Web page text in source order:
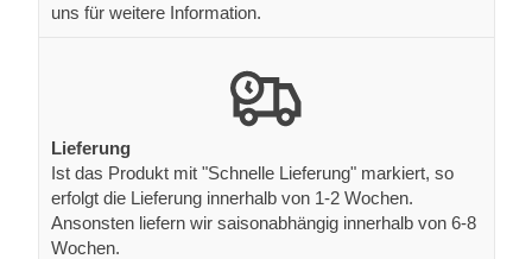
uns für weitere Information.
Lieferung
Ist das Produkt mit "Schnelle Lieferung" markiert, so
erfolgt die Lieferung innerhalb von 1-2 Wochen.
Ansonsten liefern wir saisonabhängig innerhalb von 6-8
Wochen.